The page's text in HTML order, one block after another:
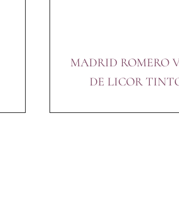
MADRID ROMERO
DE LICOR